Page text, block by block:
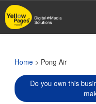
Skip
to
main
Home > Pong Air
Do you own this